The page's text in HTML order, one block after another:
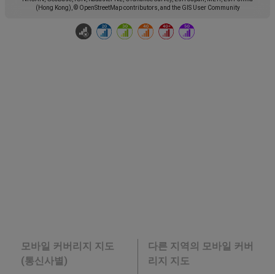
(Hong Kong), © OpenStreetMap contributors, and the GIS User Community
모바일 커버리지 지도
(통신사별)
다른 지역의 모바일 커버
리지 지도